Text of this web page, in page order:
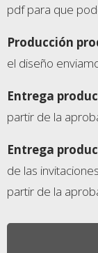
pdf para que
Producción
el diseño
Entrega
partir de la
Entrega
de las
partir de la